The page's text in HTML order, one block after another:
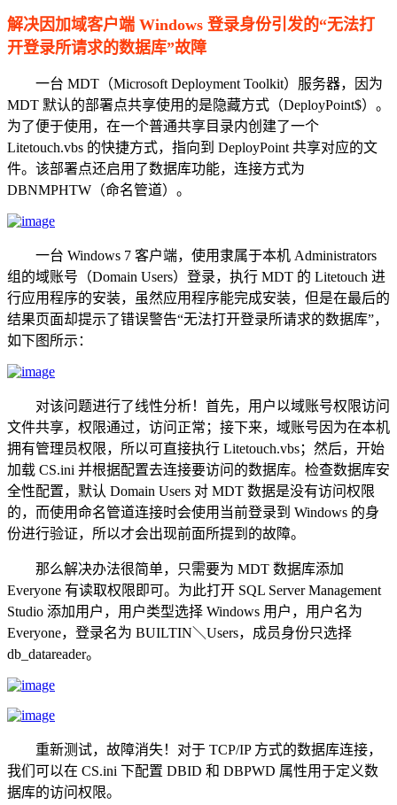
解决因加域客户端 Windows 登录身份引发的“无法打
开登录所请求的数据库”故障
一台 MDT（Microsoft Deployment Toolkit）服务器，因为
MDT 默认的部署点共享使用的是隐藏方式（DeployPoint$）。
为了便于使用，在一个普通共享目录内创建了一个
Litetouch.vbs 的快捷方式，指向到 DeployPoint 共享对应的文
件。该部署点还启用了数据库功能，连接方式为
DBNMPHTW（命名管道）。
一台 Windows 7 客户端，使用隶属于本机 Administrators
组的域账号（Domain Users）登录，执行 MDT 的 Litetouch 进
行应用程序的安装，虽然应用程序能完成安装，但是在最后的
结果页面却提示了错误警告“无法打开登录所请求的数据库”，
如下图所示：
对该问题进行了线性分析！首先，用户以域账号权限访问
文件共享，权限通过，访问正常；接下来，域账号因为在本机
拥有管理员权限，所以可直接执行 Litetouch.vbs；然后，开始
加载 CS.ini 并根据配置去连接要访问的数据库。检查数据库安
全性配置，默认 Domain Users 对 MDT 数据是没有访问权限
的，而使用命名管道连接时会使用当前登录到 Windows 的身
份进行验证，所以才会出现前面所提到的故障。
那么解决办法很简单，只需要为 MDT 数据库添加
Everyone 有读取权限即可。为此打开 SQL Server Management
Studio 添加用户，用户类型选择 Windows 用户，用户名为
Everyone，登录名为 BUILTIN＼Users，成员身份只选择
db_datareader。
重新测试，故障消失！对于 TCP/IP 方式的数据库连接，
我们可以在 CS.ini 下配置 DBID 和 DBPWD 属性用于定义数
据库的访问权限。